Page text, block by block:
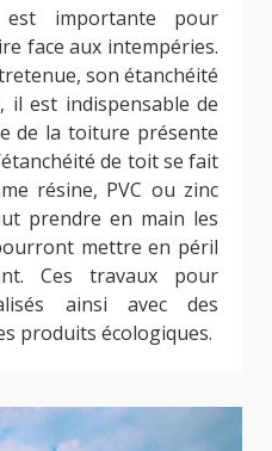
est importante pour
face aux intempéries.
son étanchéité
il est indispensable de
de la toiture présente
de toit se fait
résine, PVC ou zinc
prendre en main les
mettre en péril
Ces travaux pour
ainsi avec des
produits écologiques.